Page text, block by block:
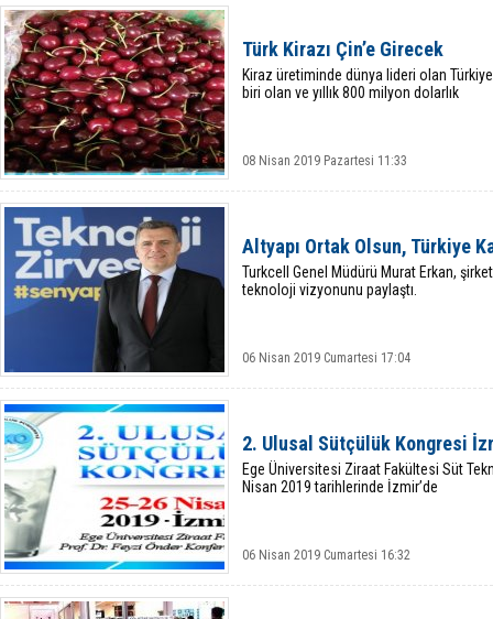
Türk Kirazı Çin’e Girecek
Kiraz üretiminde dünya lideri olan
biri olan ve yıllık 800 milyon dolarlık
08 Nisan 2019 Pazartesi 11:33
Altyapı Ortak Olsun, Türkiye
Turkcell Genel Müdürü Murat Erkan,
teknoloji vizyonunu paylaştı.
06 Nisan 2019 Cumartesi 17:04
2. Ulusal Sütçülük Kongresi
Ege Üniversitesi Ziraat Fakültesi Süt
Nisan 2019 tarihlerinde İzmir’de
06 Nisan 2019 Cumartesi 16:32